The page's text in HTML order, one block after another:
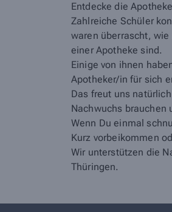
Entdecke die
Zahlreiche Schüler
waren überrascht,
einer Apotheke sind.
Einige von ihnen
Apotheker/in für sich
Das freut uns
Nachwuchs brauchen
Wenn Du einmal
Kurz vorbeikommen
Wir unterstützen die
Thüringen.